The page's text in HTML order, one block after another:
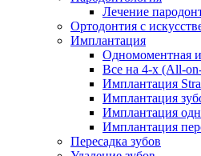
Лечение
Ортодонтия с
Имплантация
Одномоментная
Все на 4-х (All-
Имплантация
Имплантация
Имплантация
Имплантация
Пересадка зубов